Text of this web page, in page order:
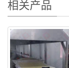
相关产品